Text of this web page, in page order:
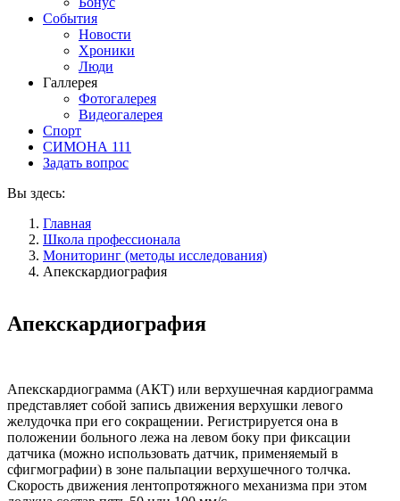
События
Новости
Хроники
Люди
Галлерея
Фотогалерея
Видеогалерея
Спорт
СИМОНА 111
Задать вопрос
Вы здесь:
Главная
Школа профессионала
Мониторинг (методы исследования)
Апекскардиография
Апекскардиография
Апекскардиограмма (АКТ) или верхушечная кардиограмма
представляет собой запись движения верхушки левого
желудочка при его сокращении. Регистрируется она в
положении больного лежа на левом боку при фиксации
датчика (можно использовать датчик, применяемый в
сфигмографии) в зоне пальпации верхушечного толчка.
Скорость движения лентопротяжного механизма при этом